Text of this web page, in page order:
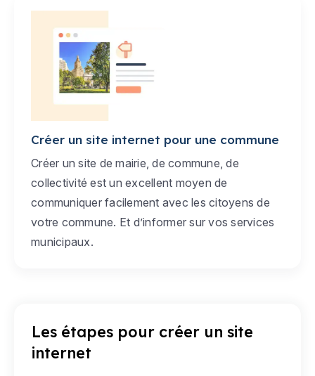
Créer un site internet pour une commune
Créer un site de mairie, de commune, de
collectivité est un excellent moyen de
communiquer facilement avec les citoyens de
votre commune. Et d’informer sur vos services
municipaux.
Les étapes pour créer un site
internet